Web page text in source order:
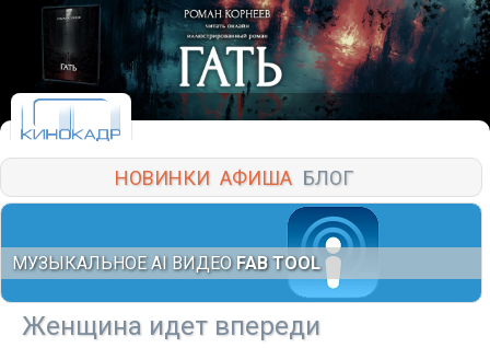
НОВИНКИ АФИША БЛОГ
МУЗЫКАЛЬНОЕ AI ВИДЕО FAB TOOL
Женщина идет впереди